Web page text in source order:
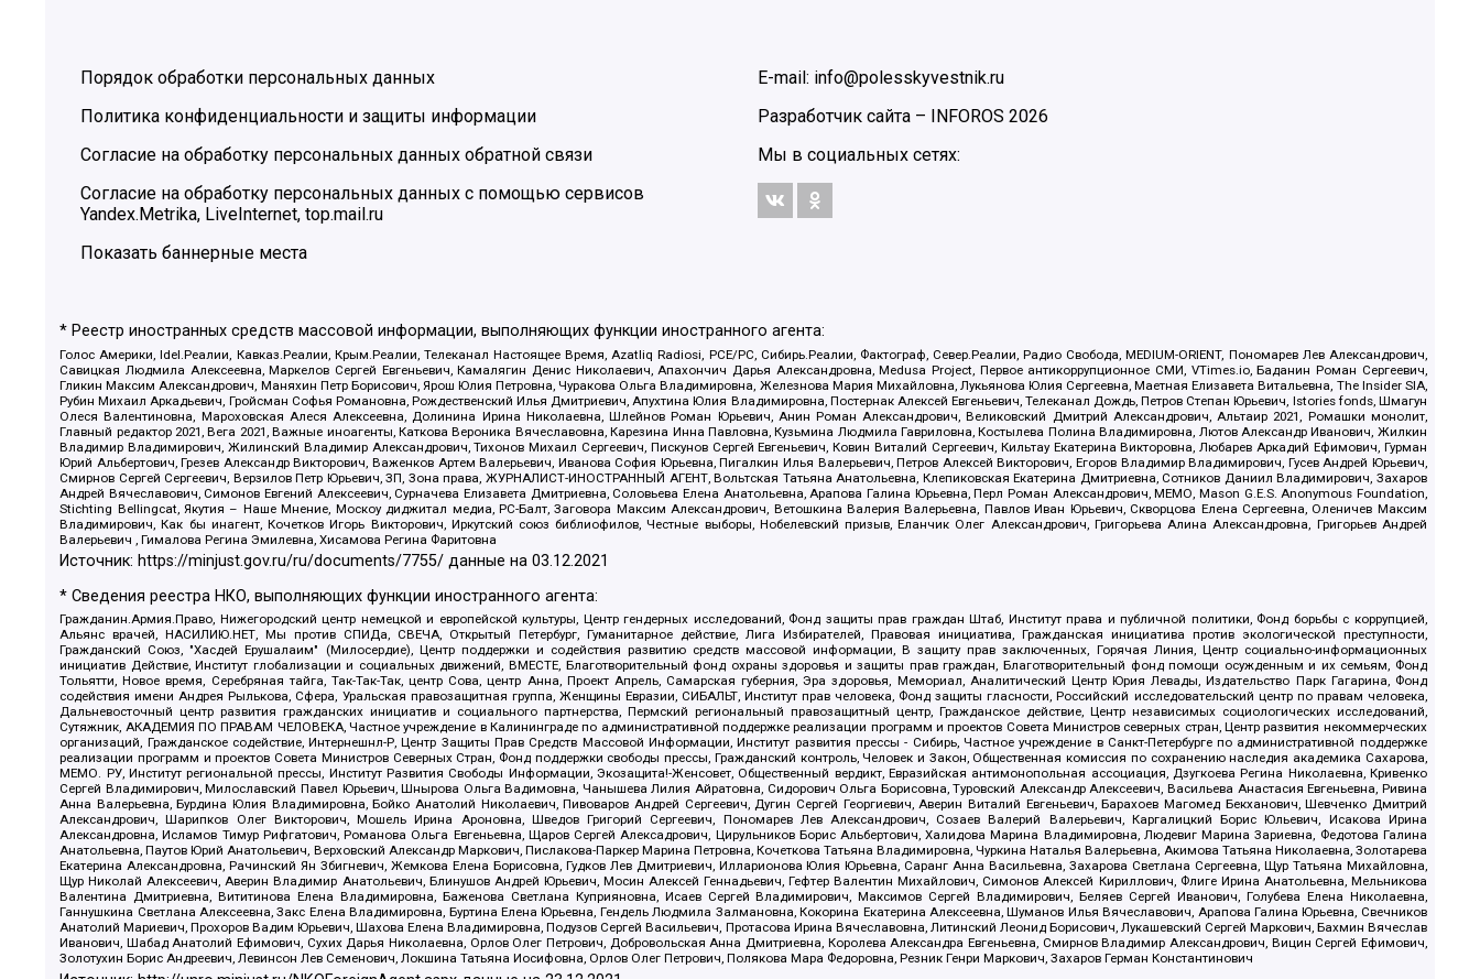
Порядок обработки персональных данных
Политика конфиденциальности и защиты информации
Согласие на обработку персональных данных обратной связи
Согласие на обработку персональных данных с помощью сервисов
Yandex.Metrika, LiveInternet, top.mail.ru
Показать баннерные места
E-mail: info@polesskyvestnik.ru
Разработчик сайта – INFOROS 2026
Мы в социальных сетях:
* Реестр иностранных средств массовой информации, выполняющих функции иностранного агента:
Голос Америки, Idel.Реалии, Кавказ.Реалии, Крым.Реалии, Телеканал Настоящее Время, Azatliq Radiosi, PCE/PC, Сибирь.Реалии, Фактограф, Север.Реалии, Радио Свобода, MEDIUM-ORIENT, Пономарев Лев Александрович,
Савицкая Людмила Алексеевна, Маркелов Сергей Евгеньевич, Камалягин Денис Николаевич, Апахончич Дарья Александровна, Medusa Project, Первое антикоррупционное СМИ, VTimes.io, Баданин Роман Сергеевич,
Гликин Максим Александрович, Маняхин Петр Борисович, Ярош Юлия Петровна, Чуракова Ольга Владимировна, Железнова Мария Михайловна, Лукьянова Юлия Сергеевна, Маетная Елизавета Витальевна, The Insider SIA,
Рубин Михаил Аркадьевич, Гройсман Софья Романовна, Рождественский Илья Дмитриевич, Апухтина Юлия Владимировна, Постернак Алексей Евгеньевич, Телеканал Дождь, Петров Степан Юрьевич, Istories fonds, Шмагун
Олеся Валентиновна, Мароховская Алеся Алексеевна, Долинина Ирина Николаевна, Шлейнов Роман Юрьевич, Анин Роман Александрович, Великовский Дмитрий Александрович, Альтаир 2021, Ромашки монолит,
Главный редактор 2021, Вега 2021, Важные иноагенты, Каткова Вероника Вячеславовна, Карезина Инна Павловна, Кузьмина Людмила Гавриловна, Костылева Полина Владимировна, Лютов Александр Иванович, Жилкин
Владимир Владимирович, Жилинский Владимир Александрович, Тихонов Михаил Сергеевич, Пискунов Сергей Евгеньевич, Ковин Виталий Сергеевич, Кильтау Екатерина Викторовна, Любарев Аркадий Ефимович, Гурман
Юрий Альбертович, Грезев Александр Викторович, Важенков Артем Валерьевич, Иванова София Юрьевна, Пигалкин Илья Валерьевич, Петров Алексей Викторович, Егоров Владимир Владимирович, Гусев Андрей Юрьевич,
Смирнов Сергей Сергеевич, Верзилов Петр Юрьевич, ЗП, Зона права, ЖУРНАЛИСТ-ИНОСТРАННЫЙ АГЕНТ, Вольтская Татьяна Анатольевна, Клепиковская Екатерина Дмитриевна, Сотников Даниил Владимирович, Захаров
Андрей Вячеславович, Симонов Евгений Алексеевич, Сурначева Елизавета Дмитриевна, Соловьева Елена Анатольевна, Арапова Галина Юрьевна, Перл Роман Александрович, МЕМО, Mason G.E.S. Anonymous Foundation,
Stichting Bellingcat, Якутия – Наше Мнение, Москоу диджитал медиа, РС-Балт, Заговора Максим Александрович, Ветошкина Валерия Валерьевна, Павлов Иван Юрьевич, Скворцова Елена Сергеевна, Оленичев Максим
Владимирович, Как бы инагент, Кочетков Игорь Викторович, Иркутский союз библиофилов, Честные выборы, Нобелевский призыв, Еланчик Олег Александрович, Григорьева Алина Александровна, Григорьев Андрей
Валерьевич , Гималова Регина Эмилевна, Хисамова Регина Фаритовна
Источник: https://minjust.gov.ru/ru/documents/7755/ данные на03.12.2021
* Сведения реестра НКО, выполняющих функции иностранного агента:
Гражданин.Армия.Право, Нижегородский центр немецкой и европейской культуры, Центр гендерных исследований, Фонд защиты прав граждан Штаб, Институт права и публичной политики, Фонд борьбы с коррупцией,
Альянс врачей, НАСИЛИЮ.НЕТ, Мы против СПИДа, СВЕЧА, Открытый Петербург, Гуманитарное действие, Лига Избирателей, Правовая инициатива, Гражданская инициатива против экологической преступности,
Гражданский Союз, "Хасдей Ерушалаим" (Милосердие), Центр поддержки и содействия развитию средств массовой информации, В защиту прав заключенных, Горячая Линия, Центр социально-информационных
инициатив Действие, Институт глобализации и социальных движений, ВМЕСТЕ, Благотворительный фонд охраны здоровья и защиты прав граждан, Благотворительный фонд помощи осужденным и их семьям, Фонд
Тольятти, Новое время, Серебряная тайга, Так-Так-Так, центр Сова, центр Анна, Проект Апрель, Самарская губерния, Эра здоровья, Мемориал, Аналитический Центр Юрия Левады, Издательство Парк Гагарина, Фонд
содействия имени Андрея Рылькова, Сфера, Уральская правозащитная группа, Женщины Евразии, СИБАЛЬТ, Институт прав человека, Фонд защиты гласности, Российский исследовательский центр по правам человека,
Дальневосточный центр развития гражданских инициатив и социального партнерства, Пермский региональный правозащитный центр, Гражданское действие, Центр независимых социологических исследований,
Сутяжник, АКАДЕМИЯ ПО ПРАВАМ ЧЕЛОВЕКА, Частное учреждение в Калининграде по административной поддержке реализации программ и проектов Совета Министров северных стран, Центр развития некоммерческих
организаций, Гражданское содействие, Интернешнл-Р, Центр Защиты Прав Средств Массовой Информации, Институт развития прессы - Сибирь, Частное учреждение в Санкт-Петербурге по административной поддержке
реализации программ и проектов Совета Министров Северных Стран, Фонд поддержки свободы прессы, Гражданский контроль, Человек и Закон, Общественная комиссия по сохранению наследия академика Сахарова,
МЕМО. РУ, Институт региональной прессы, Институт Развития Свободы Информации, Экозащита!-Женсовет, Общественный вердикт, Евразийская антимонопольная ассоциация, Дзугкоева Регина Николаевна, Кривенко
Сергей Владимирович, Милославский Павел Юрьевич, Шнырова Ольга Вадимовна, Чанышева Лилия Айратовна, Сидорович Ольга Борисовна, Туровский Александр Алексеевич, Васильева Анастасия Евгеньевна, Ривина
Анна Валерьевна, Бурдина Юлия Владимировна, Бойко Анатолий Николаевич, Пивоваров Андрей Сергеевич, Дугин Сергей Георгиевич, Аверин Виталий Евгеньевич, Барахоев Магомед Бекханович, Шевченко Дмитрий
Александрович, Шарипков Олег Викторович, Мошель Ирина Ароновна, Шведов Григорий Сергеевич, Пономарев Лев Александрович, Созаев Валерий Валерьевич, Каргалицкий Борис Юльевич, Исакова Ирина
Александровна, Исламов Тимур Рифгатович, Романова Ольга Евгеньевна, Щаров Сергей Алексадрович, Цирульников Борис Альбертович, Халидова Марина Владимировна, Людевиг Марина Зариевна, Федотова Галина
Анатольевна, Паутов Юрий Анатольевич, Верховский Александр Маркович, Пислакова-Паркер Марина Петровна, Кочеткова Татьяна Владимировна, Чуркина Наталья Валерьевна, Акимова Татьяна Николаевна, Золотарева
Екатерина Александровна, Рачинский Ян Збигневич, Жемкова Елена Борисовна, Гудков Лев Дмитриевич, Илларионова Юлия Юрьевна, Саранг Анна Васильевна, Захарова Светлана Сергеевна, Щур Татьяна Михайловна,
Щур Николай Алексеевич, Аверин Владимир Анатольевич, Блинушов Андрей Юрьевич, Мосин Алексей Геннадьевич, Гефтер Валентин Михайлович, Симонов Алексей Кириллович, Флиге Ирина Анатольевна, Мельникова
Валентина Дмитриевна, Вититинова Елена Владимировна, Баженова Светлана Куприяновна, Исаев Сергей Владимирович, Максимов Сергей Владимирович, Беляев Сергей Иванович, Голубева Елена Николаевна,
Ганнушкина Светлана Алексеевна, Закс Елена Владимировна, Буртина Елена Юрьевна, Гендель Людмила Залмановна, Кокорина Екатерина Алексеевна, Шуманов Илья Вячеславович, Арапова Галина Юрьевна, Свечников
Анатолий Мариевич, Прохоров Вадим Юрьевич, Шахова Елена Владимировна, Подузов Сергей Васильевич, Протасова Ирина Вячеславовна, Литинский Леонид Борисович, Лукашевский Сергей Маркович, Бахмин Вячеслав
Иванович, Шабад Анатолий Ефимович, Сухих Дарья Николаевна, Орлов Олег Петрович, Добровольская Анна Дмитриевна, Королева Александра Евгеньевна, Смирнов Владимир Александрович, Вицин Сергей Ефимович,
Золотухин Борис Андреевич, Левинсон Лев Семенович, Локшина Татьяна Иосифовна, Орлов Олег Петрович, Полякова Мара Федоровна, Резник Генри Маркович, Захаров Герман Константинович